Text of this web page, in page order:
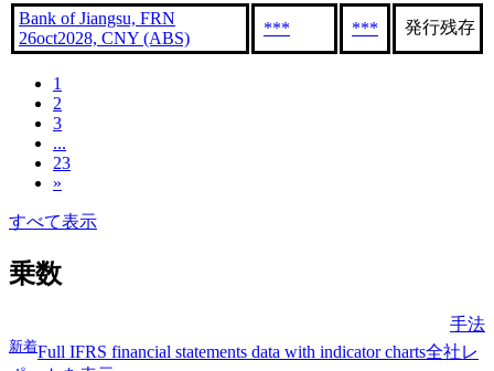
Bank of Jiangsu, FRN
26oct2028, CNY (ABS)
*** *** 発行残存
1
2
3
...
23
»
すべて表示
乗数
手法
新着Full IFRS financial statements data with indicator charts全社レ